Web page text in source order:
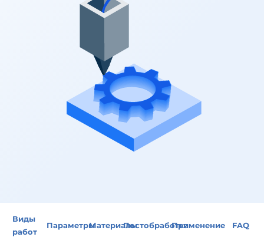
Виды
работ
ПараметрыМатериалыПостобработкаПрименение FAQ